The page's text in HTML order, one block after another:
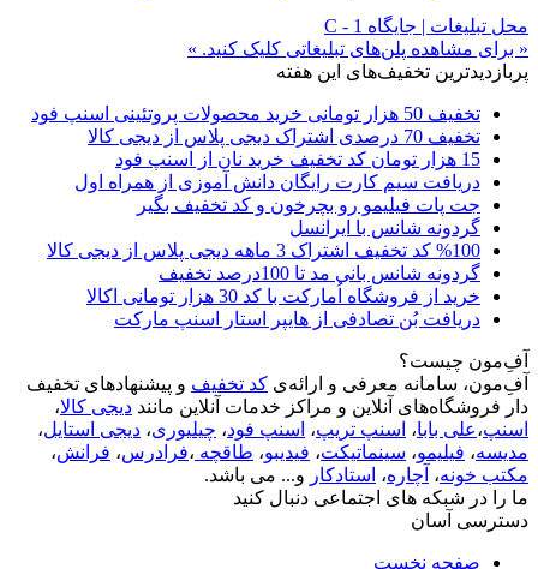
محل تبلیغات | جایگاه C - 1
« برای مشاهده پلن‌های تبلیغاتی کلیک کنید. »
پربازدیدترین تخفیف‌های این هفته
تخفیف 50 هزار تومانی خرید محصولات پروتئینی اسنپ فود
تخفیف 70 درصدی اشتراک دیجی پلاس از دیجی کالا
15 هزار تومان کد تخفیف خرید نان از اسنپ فود
دریافت سیم کارت رایگان دانش آموزی از همراه اول
جت پات فیلیمو رو بچرخون و کد تخفیف بگیر
گردونه شانس با ایرانسل
%100 کد تخفیف اشتراک 3 ماهه دیجی پلاس از دیجی کالا
گردونه شانس بانی مد تا 100درصد تخفیف
خرید از فروشگاه اُمارکت با کد 30 هزار تومانی اکالا
دریافت بُن تصادفی از هایپر استار اسنپ مارکت
آفِ‌مون چیست؟
آفِ‌مون، سامانه معرفی و ارائه‌ی کد تخفیف و پیشنهادهای تخفیف
دار فروشگاه‌های آنلاین و مراکز خدمات آنلاین مانند دیجی کالا،
اسنپ،علی بابا، اسنپ تریپ، اسنپ فود، چیلیوری، دیجی استایل،
مدیسه، فیلیمو، سینماتیکت، فیدیبو، طاقچه ،فرادرس، فرانش،
مکتب خونه، آچاره، استادکار و... می باشد.
ما را در شبکه های اجتماعی دنبال کنید
دسترسی آسان
صفحه نخست